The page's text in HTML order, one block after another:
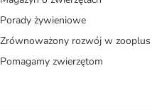
Porady żywieniowe
Zrównoważony rozwój w zooplus
Pomagamy zwierzętom